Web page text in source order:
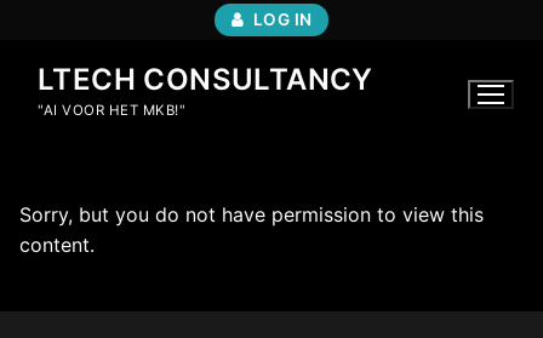
LOG IN
LTECH CONSULTANCY
"AI VOOR HET MKB!"
Sorry, but you do not have permission to view this
content.